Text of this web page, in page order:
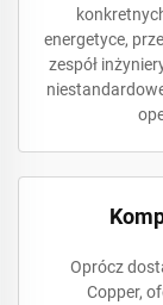
energetyce,
zespół
Oprócz
Copper,